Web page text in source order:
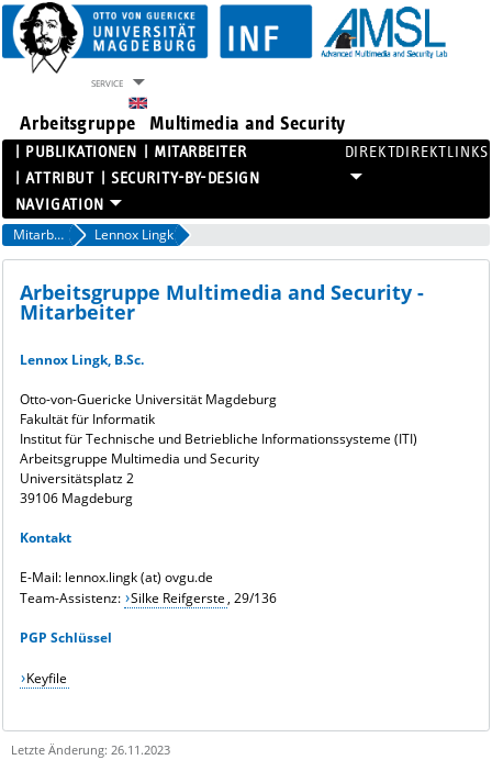
Arbeitsgruppe Multimedia and Security
SERVICE
PUBLIKATIONEN
MITARBEITER
ATTRIBUT
SECURITY-BY-DESIGN
PROJEKTE
PUBLIKATIONEN
MITARBEITER
ATTRIBUT
DIREKTLINKS
Mitarbeiter Lennox Lingk
Arbeitsgruppe Multimedia and Security -
Mitarbeiter
Lennox Lingk, B.Sc.
Otto-von-Guericke Universität Magdeburg
Fakultät für Informatik
Institut für Technische und Betriebliche Informationssysteme (ITI)
Arbeitsgruppe Multimedia und Security
Universitätsplatz 2
39106 Magdeburg
Kontakt
E-Mail: lennox.lingk (at) ovgu.de
Team-Assistenz: Silke Reifgerste, 29/136
PGP Schlüssel
Keyfile
Letzte Änderung: 26.11.2023